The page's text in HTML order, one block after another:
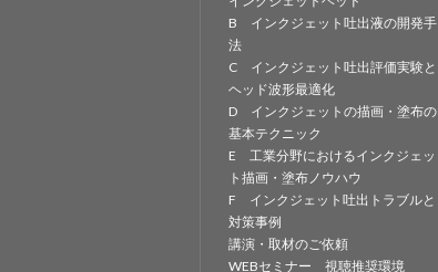
B インクジェット吐出液の開発手
法
C インクジェット吐出評価実験と
ヘッド波形最適化
D インクジェットの描画・塗布の
基本テクニック
E 工業分野におけるインクジェッ
ト描画・塗布ノウハウ
F インクジェット吐出トラブルと
対策事例
講演・取材のご依頼
WEBセミナー 視聴推奨環境